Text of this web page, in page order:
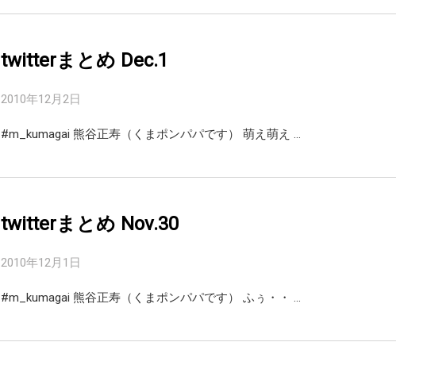
twitterまとめ Dec.1
2010年12月2日
#m_kumagai 熊谷正寿（くまポンパパです） 萌え萌え …
twitterまとめ Nov.30
2010年12月1日
#m_kumagai 熊谷正寿（くまポンパパです） ふぅ・・ …